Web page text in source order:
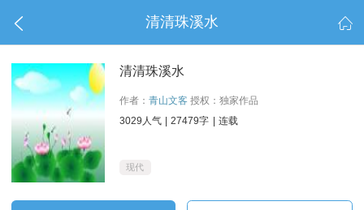
 清清珠溪水 
清清珠溪水
作者： 青山文客 授权：独家作品
3029人气
27479字 连载
现代